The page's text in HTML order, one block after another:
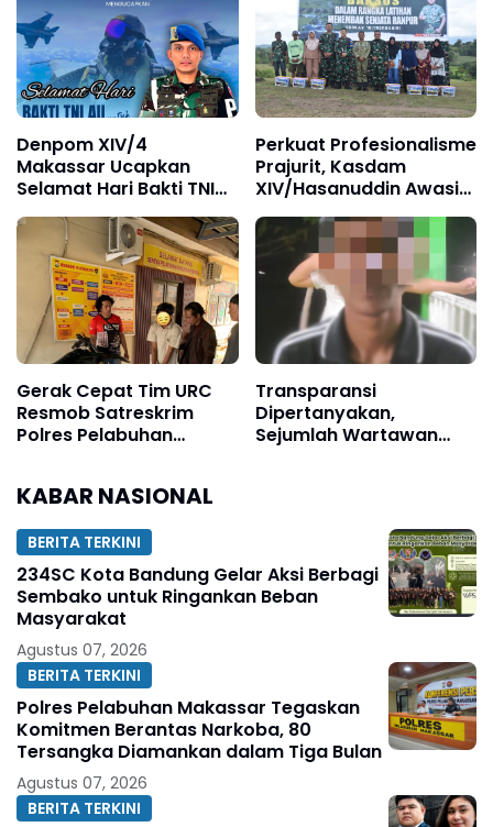
Denpom XIV/4
Makassar Ucapkan
Selamat Hari Bakti TNI
AU ke-79, Perkuat
Sinergi Demi Indonesia
Maju
Perkuat Profesionalisme
Prajurit, Kasdam
XIV/Hasanuddin Awasi
Langsung Latbakjatrat
Ranpur Yonkav
10/Mendagiri
Gerak Cepat Tim URC
Resmob Satreskrim
Polres Pelabuhan
Truk
Transparansi
Dipertanyakan,
Sejumlah Wartawan
KABAR NASIONAL
BERITA TERKINI
234SC Kota Bandung Gelar Aksi Berbagi
Sembako untuk Ringankan Beban
Masyarakat
Agustus 07, 2026
BERITA TERKINI
Polres Pelabuhan Makassar Tegaskan
Komitmen Berantas Narkoba, 80
Tersangka Diamankan dalam Tiga Bulan
Agustus 07, 2026
BERITA TERKINI